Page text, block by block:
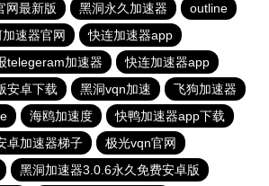
网最新版
黑洞永久加速器
outline
速器官网
快连加速器app
telegeram加速器
快连加速器app
安卓下载 黑洞vqn加速
飞狗加速器
海鸥加速度
快鸭加速器app下载
卓加速器梯子
极光vqn官网
黑洞加速器3.0.6永久免费安卓版